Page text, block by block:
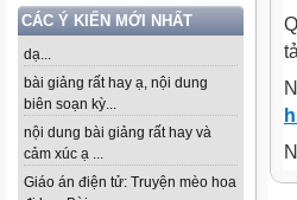
CÁC Ý KIẾN MỚI NHẤT
dạ...
bài giảng rất hay ạ, nội dung
biên soạn kỳ...
nội dung bài giảng rất hay và
cảm xúc ạ ...
Giáo án điện tử: Truyện mèo hoa